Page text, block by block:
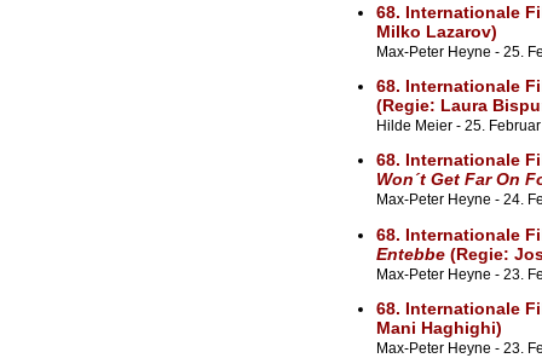
68. Internationale
Milko Lazarov)
Max-Peter Heyne - 25.
68. Internationale
(Regie: Laura
Hilde Meier - 25.
68. Internationale
Won´t Get Far On
Max-Peter Heyne - 24.
68. Internationale
Entebbe (Regie:
Max-Peter Heyne - 23.
68. Internationale
Mani Haghighi)
Max-Peter Heyne - 23.